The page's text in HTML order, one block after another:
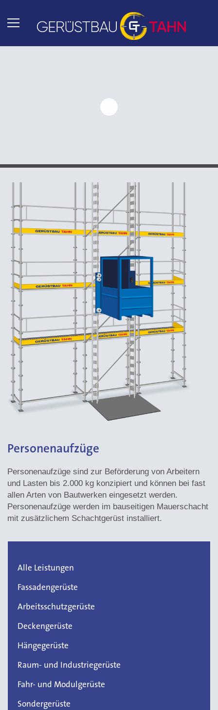
Personenaufzüge
Personenaufzüge sind zur Beförderung von Arbeitern
und Lasten bis 2.000 kg konzipiert und können bei fast
allen Arten von Bautwerken eingesetzt werden.
Personenaufzüge werden im bauseitigen Mauerschacht
mit zusätzlichem Schachtgerüst installiert.
Alle Leistungen
Fassadengerüste
Arbeitsschutzgerüste
Deckengerüste
Hängegerüste
Raum- und Industriegerüste
Fahr- und Modulgerüste
Sondergerüste